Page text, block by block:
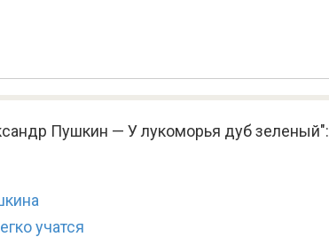
Пушкин — У лукоморья дуб зеленый":
учатся